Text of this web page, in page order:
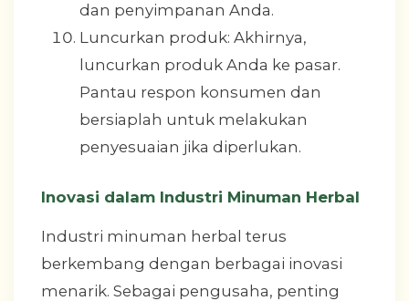
dan penyimpanan Anda.
Luncurkan produk: Akhirnya,
luncurkan produk Anda ke pasar.
Pantau respon konsumen dan
bersiaplah untuk melakukan
penyesuaian jika diperlukan.
Inovasi dalam Industri Minuman Herbal
Industri minuman herbal terus
berkembang dengan berbagai inovasi
menarik. Sebagai pengusaha, penting